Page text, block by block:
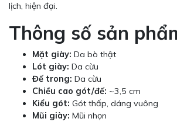
lịch, hiện đại.
Thông số sản
Mặt giày: Da bò thật
Lót giày: Da cừu
Đế trong: Da cừu
Chiều cao gót/đế: ~3,5 cm
Kiểu gót: Gót thấp, dáng vuông
Mũi giày: Mũi nhọn